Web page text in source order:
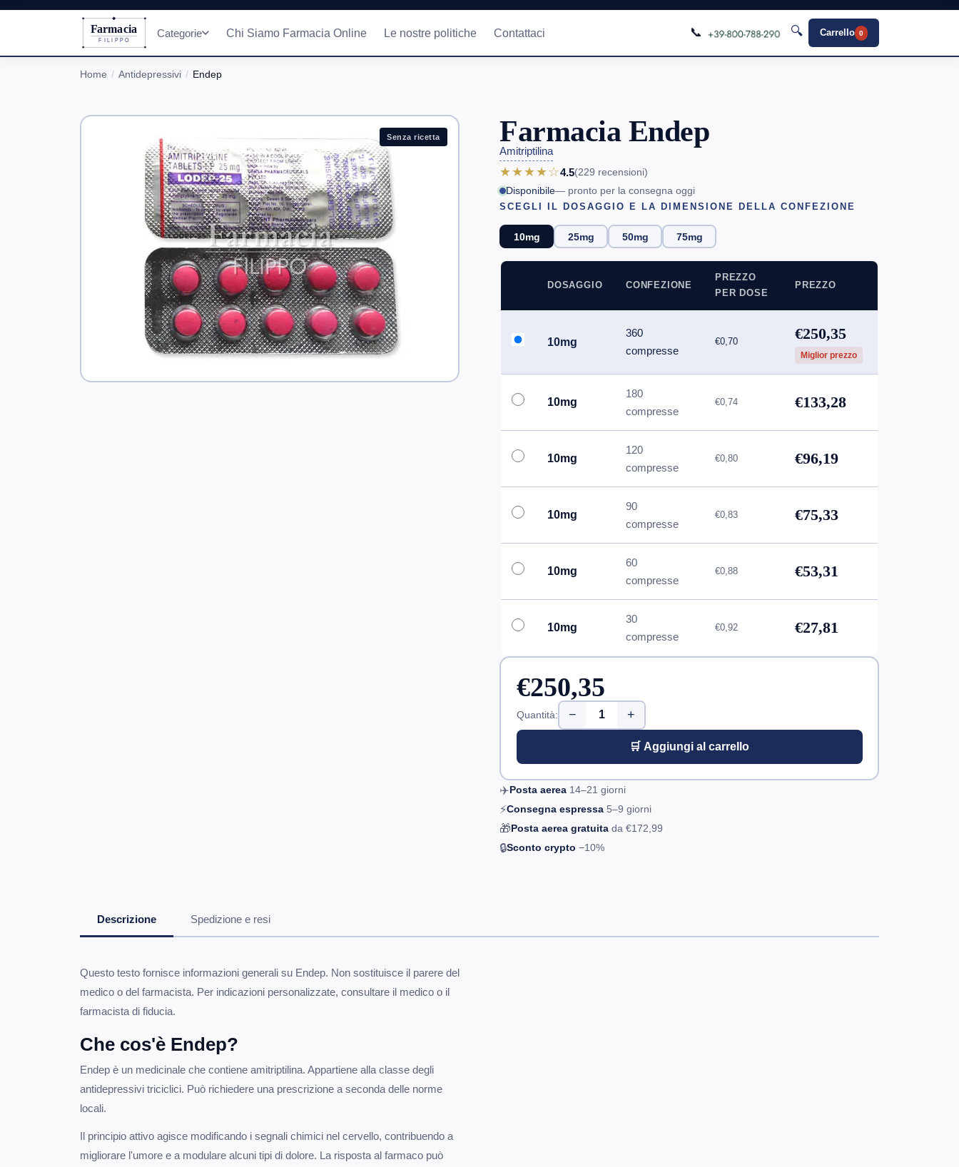
Farmacia
FILIPPO
Categorie Chi Siamo Farmacia Online Le nostre politiche Contattaci 📞 🔍 Carrello 0
Home Antidepressivi Endep
Senza ricetta Farmacia Endep
Amitriptilina
★★★★☆4.5(229 recensioni)
Disponibile— pronto per la consegna oggi
SCEGLI IL DOSAGGIO E LA DIMENSIONE DELLA CONFEZIONE
10mg 25mg 50mg 75mg
DOSAGGIO CONFEZIONE
PREZZO
PER DOSE
PREZZO
10mg
360
compresse
€0,70 €250,35
Miglior prezzo
10mg
180
compresse
€0,74 €133,28
10mg
120
compresse
€0,80 €96,19
10mg
90
compresse
€0,83 €75,33
10mg
60
compresse
€0,88 €53,31
10mg
30
compresse
€0,92 €27,81
€250,35
Quantità: − +
🛒 Aggiungi al carrello
✈️Posta aerea 14–21 giorni
⚡Consegna espressa 5–9 giorni
🎁Posta aerea gratuita da €172,99
🔒Sconto crypto −10%
Descrizione Spedizione e resi
Questo testo fornisce informazioni generali su Endep. Non sostituisce il parere del
medico o del farmacista. Per indicazioni personalizzate, consultare il medico o il
farmacista di fiducia.
Che cos'è Endep?
Endep è un medicinale che contiene amitriptilina. Appartiene alla classe degli
antidepressivi triciclici. Può richiedere una prescrizione a seconda delle norme
locali.
Il principio attivo agisce modificando i segnali chimici nel cervello, contribuendo a
migliorare l'umore e a modulare alcuni tipi di dolore. La risposta al farmaco può